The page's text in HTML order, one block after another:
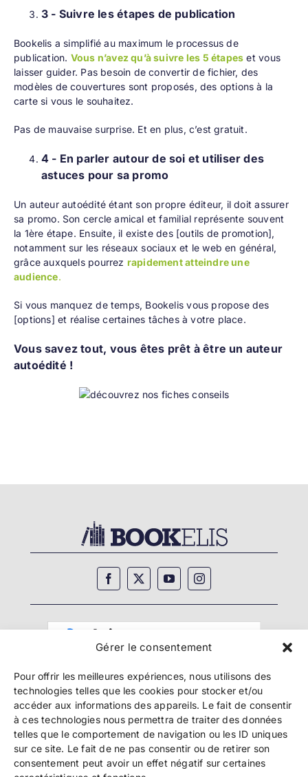
Gérer le consentement
Pour offrir les meilleures expériences, nous utilisons des
technologies telles que les cookies pour stocker et/ou
accéder aux informations des appareils. Le fait de consentir
à ces technologies nous permettra de traiter des données
telles que le comportement de navigation ou les ID uniques
sur ce site. Le fait de ne pas consentir ou de retirer son
consentement peut avoir un effet négatif sur certaines
3 - Suivre les étapes de publication
Bookelis a simplifié au maximum le processus de
publication. Vous n’avez qu’à suivre les 5 étapes et vous
laisser guider. Pas besoin de convertir de fichier, des
modèles de couvertures sont proposés, des options à la
carte si vous le souhaitez.
Pas de mauvaise surprise. Et en plus, c’est gratuit.
4 - En parler autour de soi et utiliser des
astuces pour sa promo
Un auteur autoédité étant son propre éditeur, il doit assurer
sa promo. Son cercle amical et familial représente souvent
la 1ère étape. Ensuite, il existe des [outils de promotion],
notamment sur les réseaux sociaux et le web en général,
grâce auxquels pourrez rapidement atteindre une
audience.
Si vous manquez de temps, Bookelis vous propose des
[options] et réalise certaines tâches à votre place.
Vous savez tout, vous êtes prêt à être un auteur
autoédité !
Copyright 2024 Bookelis –CGU–CGS–CGPPA–
Mentions légales–Politique de confidentialité–
Paiement et sécurité